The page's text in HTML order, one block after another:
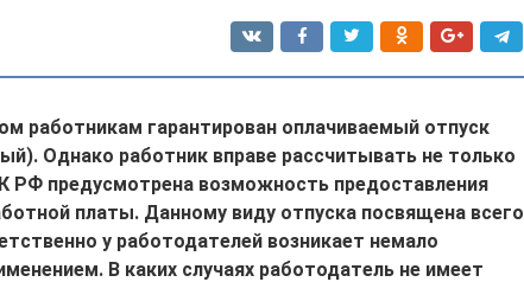
работникам гарантирован оплачиваемый отпуск
Однако работник вправе рассчитывать не только
РФ предусмотрена возможность предоставления
платы. Данному виду отпуска посвящена всего
у работодателей возникает немало
В каких случаях работодатель не имеет